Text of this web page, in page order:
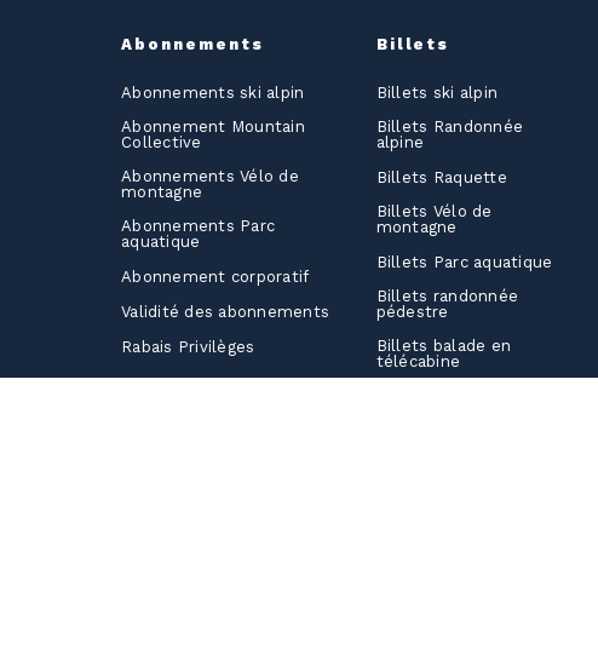
Abonnements
Abonnements ski alpin
Abonnement Mountain
Collective
Abonnements Vélo de
montagne
Abonnements Parc
aquatique
Abonnement corporatif
Validité des abonnements
Rabais Privilèges
Billets
Billets ski alpin
Billets Randonnée
alpine
Billets Raquette
Billets Vélo de
montagne
Billets Parc aquatique
Billets randonnée
pédestre
Billets balade en
télécabine